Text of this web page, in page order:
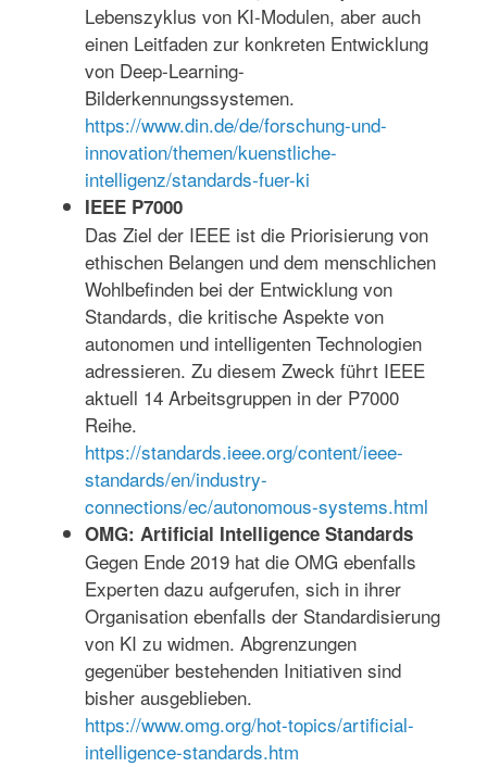
Lebenszyklus von KI-Modulen, aber auch
einen Leitfaden zur konkreten Entwicklung
von Deep-Learning-
Bilderkennungssystemen.
https://www.din.de/de/forschung-und-
innovation/themen/kuenstliche-
intelligenz/standards-fuer-ki
IEEE P7000
Das Ziel der IEEE ist die Priorisierung von
ethischen Belangen und dem menschlichen
Wohlbefinden bei der Entwicklung von
Standards, die kritische Aspekte von
autonomen und intelligenten Technologien
adressieren. Zu diesem Zweck führt IEEE
aktuell 14 Arbeitsgruppen in der P7000
Reihe.
https://standards.ieee.org/content/ieee-
standards/en/industry-
connections/ec/autonomous-systems.html
OMG: Artificial Intelligence Standards
Gegen Ende 2019 hat die OMG ebenfalls
Experten dazu aufgerufen, sich in ihrer
Organisation ebenfalls der Standardisierung
von KI zu widmen. Abgrenzungen
gegenüber bestehenden Initiativen sind
bisher ausgeblieben.
https://www.omg.org/hot-topics/artificial-
intelligence-standards.htm